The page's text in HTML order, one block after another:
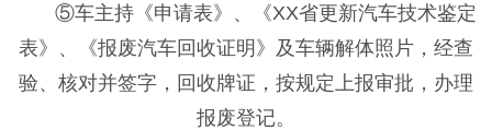
⑤车主持《申请表》、《XX省更新汽车技术鉴定
表》、《报废汽车回收证明》及车辆解体照片，经查
验、核对并签字，回收牌证，按规定上报审批，办理
报废登记。